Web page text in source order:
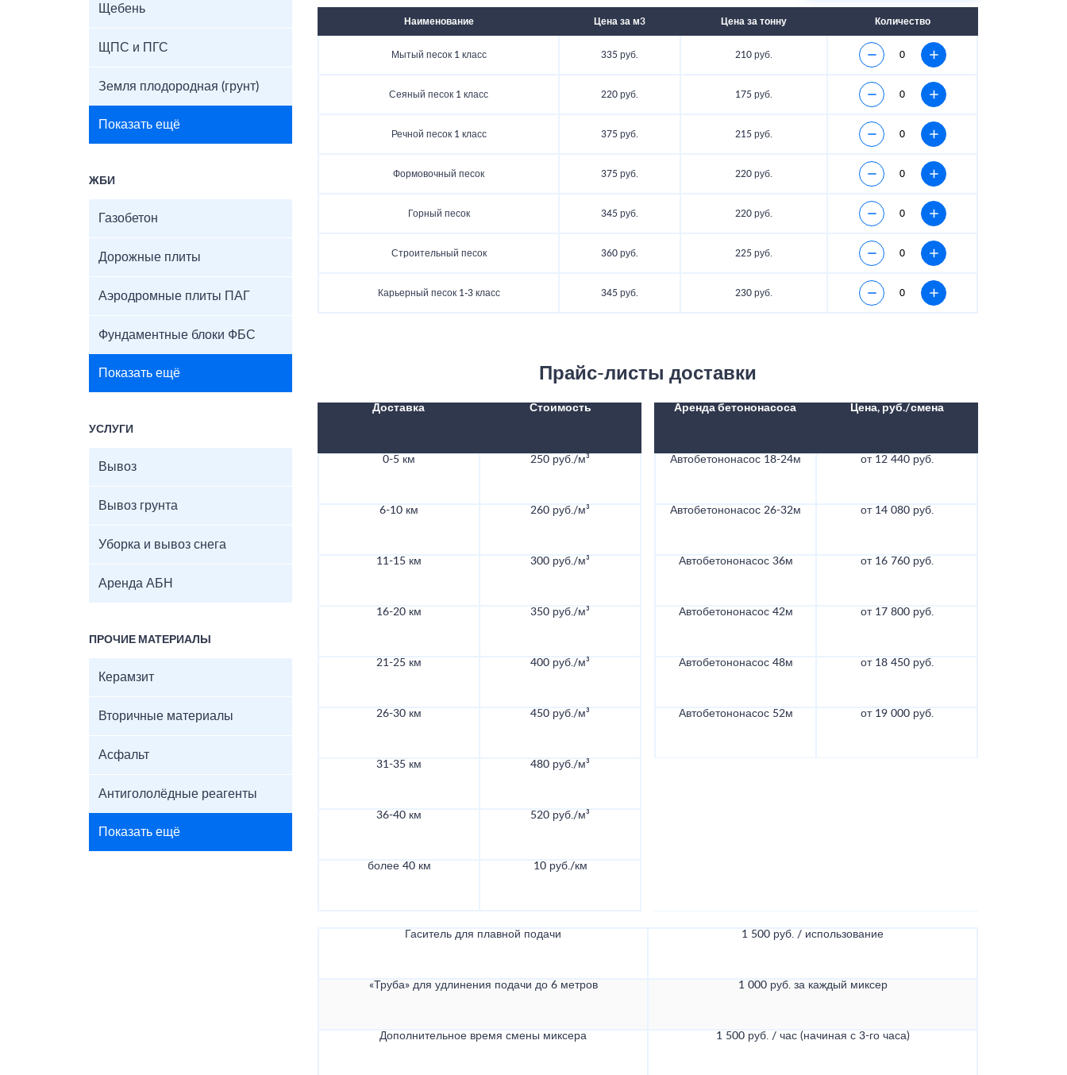
Щебень
ЩПС и ПГС
Земля плодородная (грунт)
Показать ещё
ЖБИ
Газобетон
Дорожные плиты
Аэродромные плиты ПАГ
Фундаментные блоки ФБС
Показать ещё
УСЛУГИ
Вывоз
Вывоз грунта
Уборка и вывоз снега
Аренда АБН
ПРОЧИЕ МАТЕРИАЛЫ
Керамзит
Вторичные материалы
Асфальт
Антигололёдные реагенты
Показать ещё
Наименование Цена за м3 Цена за тонну Количество
Мытый песок 1 класс 335 руб. 210 руб.
Сеяный песок 1 класс 220 руб. 175 руб.
Речной песок 1 класс 375 руб. 215 руб.
Формовочный песок 375 руб. 220 руб.
Горный песок 345 руб. 220 руб.
Строительный песок 360 руб. 225 руб.
Карьерный песок 1-3 класс 345 руб. 230 руб.
Прайс-листы доставки
Доставка Стоимость
0-5 км 250 руб./м³
6-10 км 260 руб./м³
11-15 км 300 руб./м³
16-20 км 350 руб./м³
21-25 км 400 руб./м³
26-30 км 450 руб./м³
31-35 км 480 руб./м³
36-40 км 520 руб./м³
более 40 км 10 руб./км
Аренда бетононасоса Цена, руб./смена
Автобетононасос 18-24м от 12 440 руб.
Автобетононасос 26-32м от 14 080 руб.
Автобетононасос 36м от 16 760 руб.
Автобетононасос 42м от 17 800 руб.
Автобетононасос 48м от 18 450 руб.
Автобетононасос 52м от 19 000 руб.
Гаситель для плавной подачи 1 500 руб. / использование
«Труба» для удлинения подачи до 6 метров 1 000 руб. за каждый миксер
Дополнительное время смены миксера 1 500 руб. / час (начиная с 3-го часа)